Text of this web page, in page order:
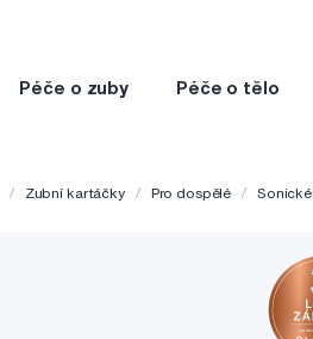
Péče o zuby Péče o tělo
Zubní kartáčky Pro dospělé Sonické